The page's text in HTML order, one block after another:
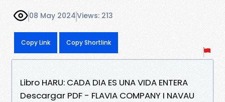
08 May 2024Views: 213
Copy Link Copy Shortlink
Libro HARU: CADA DIA ES UNA VIDA ENTERA
Descargar PDF - FLAVIA COMPANY I NAVAU